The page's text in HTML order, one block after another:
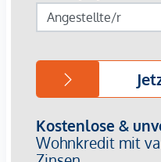
Edles, italienisches
Gegensprechanlage
Online-
HIGHLIGHTS
46 exklusive
2 Geschäftsobjekte